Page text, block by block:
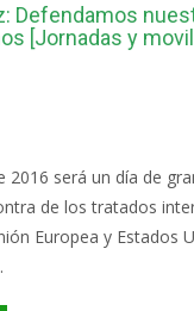
Defendamos
[Jornadas y
2016 será un día de
de los tratados
Europea y Estados